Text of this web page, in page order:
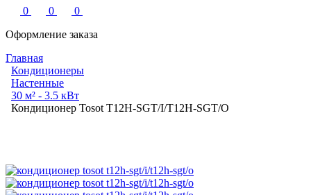
0
0
0
Оформление заказа
Главная
Кондиционеры
Настенные
30 м² - 3.5 кВт
Кондиционер Tosot T12H-SGT/I/T12H-SGT/O